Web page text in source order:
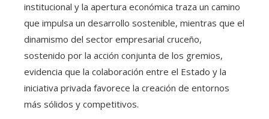
institucional y la apertura económica traza un camino
que impulsa un desarrollo sostenible, mientras que el
dinamismo del sector empresarial cruceño,
sostenido por la acción conjunta de los gremios,
evidencia que la colaboración entre el Estado y la
iniciativa privada favorece la creación de entornos
más sólidos y competitivos.